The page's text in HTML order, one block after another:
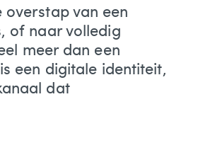
overstap van een
of naar volledig
meer dan een
een digitale identiteit,
dat